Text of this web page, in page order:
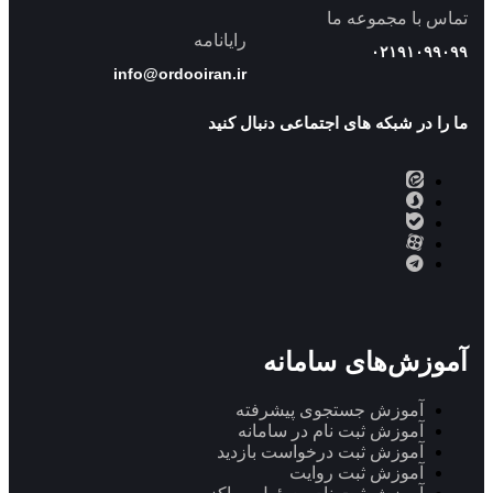
تماس با مجموعه ما
۰۲۱۹۱۰۹۹۰۹۹
رایانامه
info@ordooiran.ir
ما را در شبکه های اجتماعی دنبال کنید
آموزش‌های سامانه
آموزش جستجوی پیشرفته
آموزش ثبت نام در سامانه
آموزش ثبت درخواست بازدید
آموزش ثبت روایت